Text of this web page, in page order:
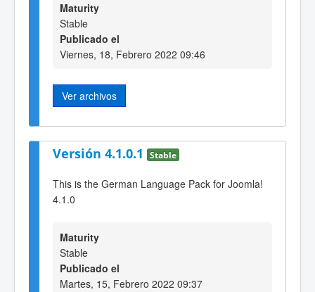
Maturity
Stable
Publicado el
Viernes, 18, Febrero 2022 09:46
Ver archivos
Versión 4.1.0.1 Stable
This is the German Language Pack for Joomla!
4.1.0
Maturity
Stable
Publicado el
Martes, 15, Febrero 2022 09:37